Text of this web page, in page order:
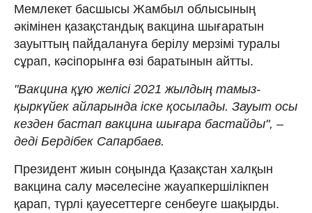
Мемлекет басшысы Жамбыл облысының
әкімінен қазақстандық вакцина шығаратын
зауыттың пайдалануға берілу мерзімі туралы
сұрап, кәсіпорынға өзі баратынын айтты.
"Вакцина құю желісі 2021 жылдың тамыз-
қыркүйек айларында іске қосылады. Зауыт осы
кезден бастап вакцина шығара бастайды", –
деді Бердібек Сапарбаев.
Президент жиын соңында Қазақстан халқын
вакцина салу мәселесіне жауапкершілікпен
қарап, түрлі қауесеттерге сенбеуге шақырды.